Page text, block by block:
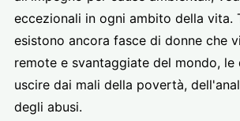
eccezionali in ogni ambito della vita.
esistono ancora fasce di donne che
remote e svantaggiate del mondo,
uscire dai mali della povertà,
degli abusi.